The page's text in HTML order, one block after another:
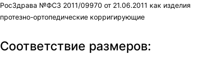
РосЗдрава №ФСЗ 2011/09970 от 21.06.2011 как изделия
протезно-ортопедические корригирующие
Соответствие размеров: